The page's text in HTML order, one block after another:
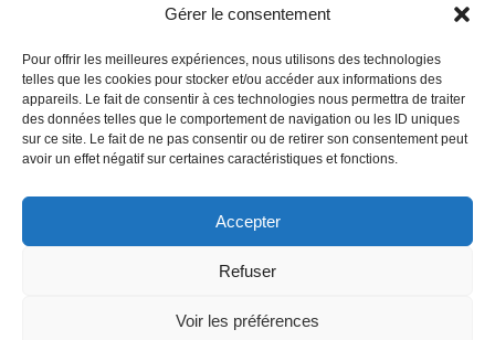
Gérer le consentement
Pour offrir les meilleures expériences, nous utilisons des technologies
telles que les cookies pour stocker et/ou accéder aux informations des
appareils. Le fait de consentir à ces technologies nous permettra de traiter
des données telles que le comportement de navigation ou les ID uniques
sur ce site. Le fait de ne pas consentir ou de retirer son consentement peut
avoir un effet négatif sur certaines caractéristiques et fonctions.
Accepter
Refuser
Voir les préférences
NOVEMBRE 16, 2022
PLANNING COMPLET